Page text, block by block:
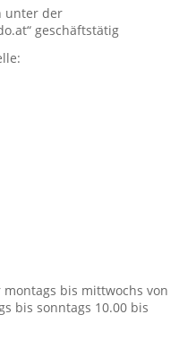
unter der
geschäftstätig
montags bis mittwochs von
bis sonntags 10.00 bis